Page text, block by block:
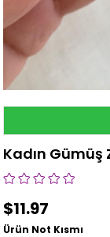
Kadın Gümüş
$11.97
Ürün Not Kısmı